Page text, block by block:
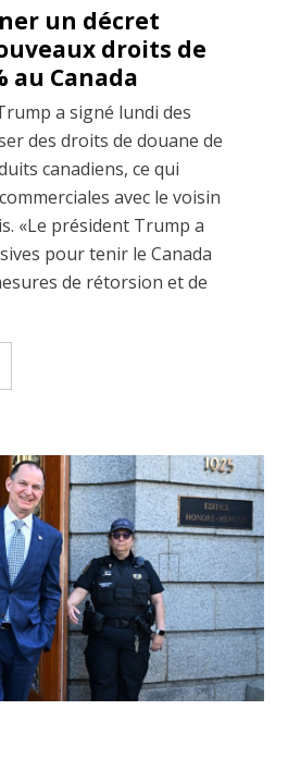
un décret
droits de
au Canada
a signé lundi des
des droits de douane de
canadiens, ce qui
avec le voisin
«Le président Trump a
pour tenir le Canada
de rétorsion et de